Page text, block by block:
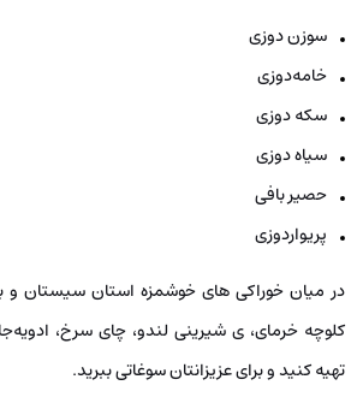
سوزن دوزی
خامه‌دوزی
سکه دوزی
سیاه دوزی
حصیر بافی
پریواردوزی
در میان خوراکی‌ های خوشمزه استان سیستان و
کلوچه خرمای، ی شیرینی لندو، چای سرخ،
تهیه کنید و برای عزیزانتان سوغاتی ببرید.